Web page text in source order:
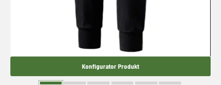
Konfigurator Produkt